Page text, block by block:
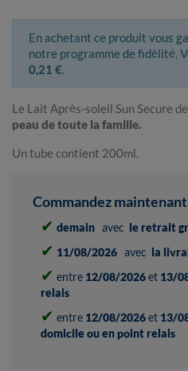
En achetant ce produit vous
notre programme de fidélité.
0,21 €.
Le Lait Après-soleil Sun Secure
peau de toute la famille.
Un tube contient 200ml.
Commandez
✔ demain avec le retrait
✔ 11/08/2026 avec la
✔ entre 12/08/2026et 13/
relais
✔ entre 12/08/2026et 13/
domicile ou en point relais